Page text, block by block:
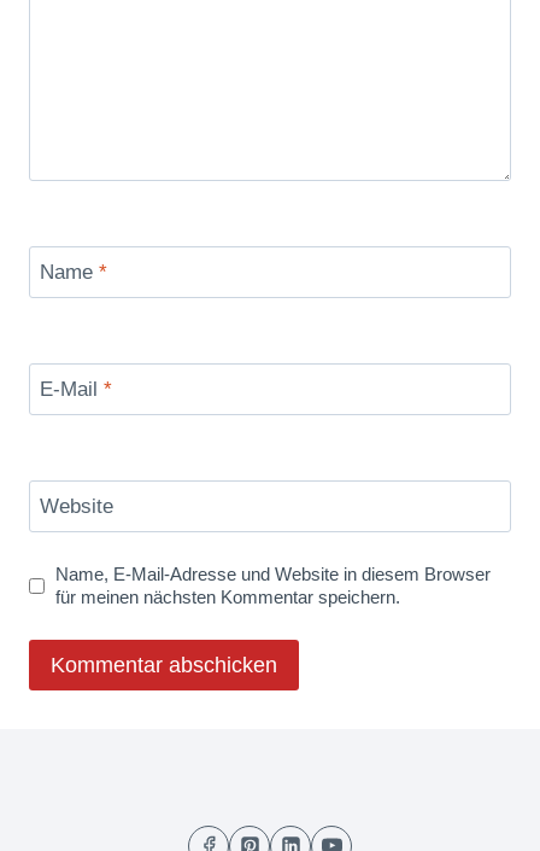
Name *
E-Mail *
Website
Name, E-Mail-Adresse und Website in diesem Browser
für meinen nächsten Kommentar speichern.